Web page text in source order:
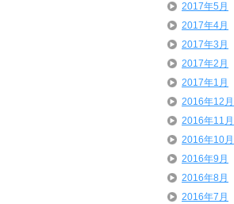
2017年5月
2017年4月
2017年3月
2017年2月
2017年1月
2016年12月
2016年11月
2016年10月
2016年9月
2016年8月
2016年7月